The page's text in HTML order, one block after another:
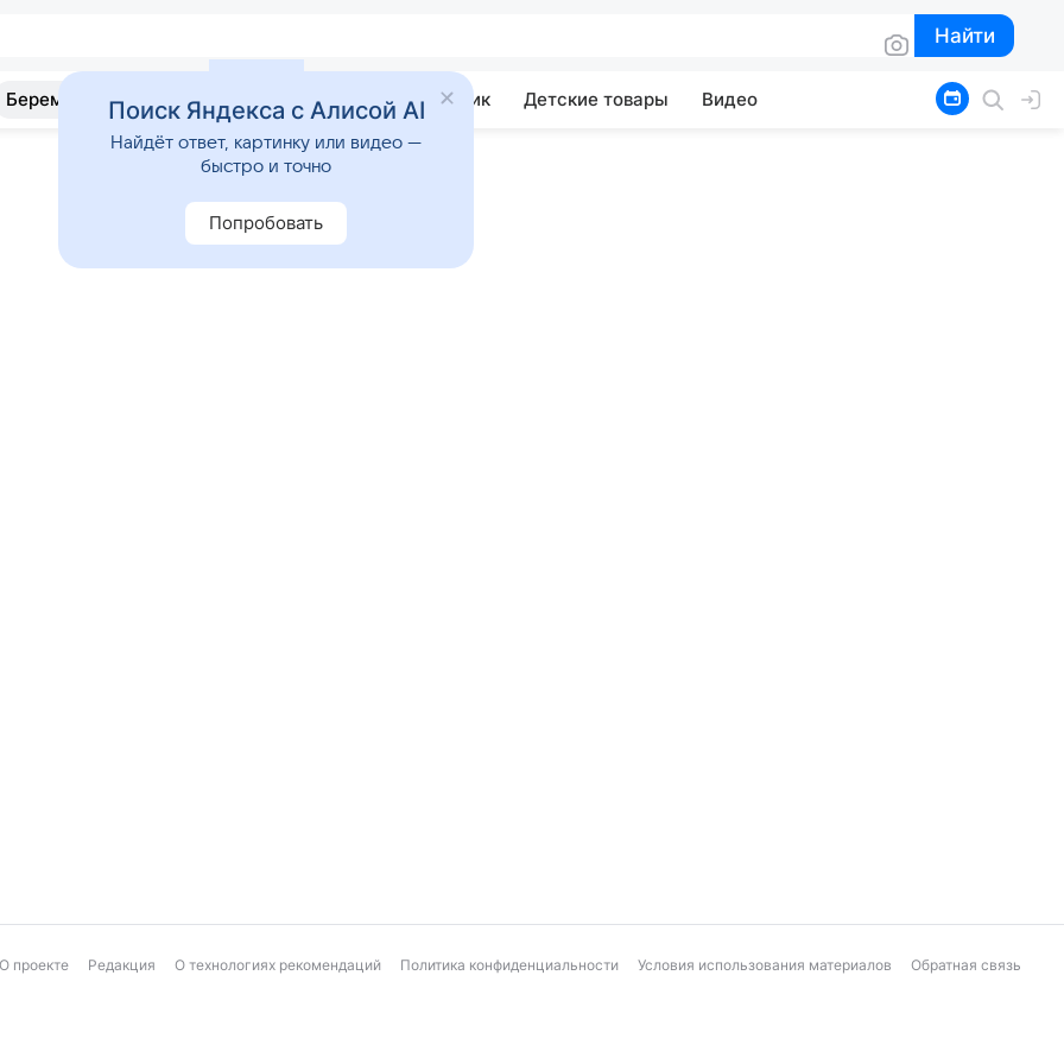
Найти
Найти
Беременность Развитие Почемучка Учебник Детские товары Видео
О проекте Редакция О технологиях рекомендаций Политика конфиденциальности Условия использования материалов Обратная связь
Поиск Яндекса с Алисой AI
Найдёт ответ, картинку или видео —
быстро и точно
Попробовать